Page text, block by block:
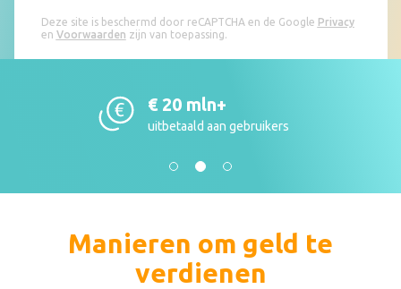
Deze site is beschermd door reCAPTCHA en de Google Privacy
en Voorwaarden zijn van toepassing.
€ 20 mln+
uitbetaald aan gebruikers
Manieren om geld te
verdienen